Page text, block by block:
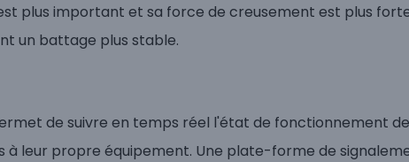
plus important et sa force de creusement est plus
un battage plus stable.
de suivre en temps réel l'état de fonctionnement
leur propre équipement. Une plate-forme de